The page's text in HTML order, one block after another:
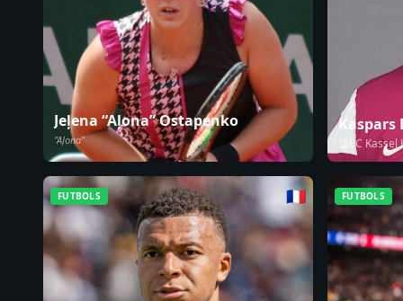
Jeļena “Aļona” Ostapenko
"Aļona"
Kaspars
EC
FUTBOLS 🇫🇷 FUTBOLS